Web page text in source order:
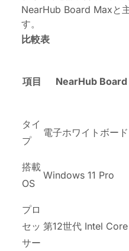
NearHub Board Maxと
す。
比較表
項目 NearHub
タイ
プ
電子ホワイトボード
搭載
OS
Windows 11 Pro
プロ
セッ
サー
第12世代 Intel